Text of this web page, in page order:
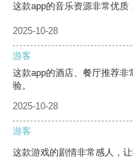
这款app的音乐资源非常优质
2025-10-28
游客
这款app的酒店、餐厅推荐
验。
2025-10-28
游客
这款游戏的剧情非常感人，让